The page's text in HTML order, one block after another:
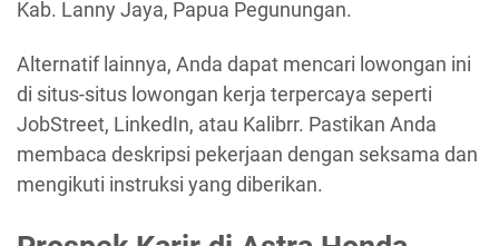
Kab. Lanny Jaya, Papua Pegunungan.
Alternatif lainnya, Anda dapat mencari lowongan ini
di situs-situs lowongan kerja terpercaya seperti
JobStreet, LinkedIn, atau Kalibrr. Pastikan Anda
membaca deskripsi pekerjaan dengan seksama dan
mengikuti instruksi yang diberikan.